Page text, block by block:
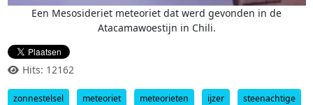
Een Mesosideriet meteoriet dat werd gevonden in de
Atacamawoestijn in Chili.
Hits: 12162
zonnestelsel meteoriet meteorieten ijzer
steenachtige